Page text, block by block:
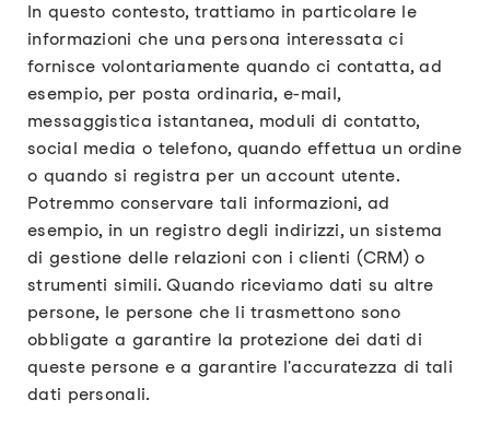
In questo contesto, trattiamo in particolare le
informazioni che una persona interessata ci
fornisce volontariamente quando ci contatta, ad
esempio, per posta ordinaria, e-mail,
messaggistica istantanea, moduli di contatto,
social media o telefono, quando effettua un ordine
o quando si registra per un account utente.
Potremmo conservare tali informazioni, ad
esempio, in un registro degli indirizzi, un sistema
di gestione delle relazioni con i clienti (CRM) o
strumenti simili. Quando riceviamo dati su altre
persone, le persone che li trasmettono sono
obbligate a garantire la protezione dei dati di
queste persone e a garantire l'accuratezza di tali
dati personali.